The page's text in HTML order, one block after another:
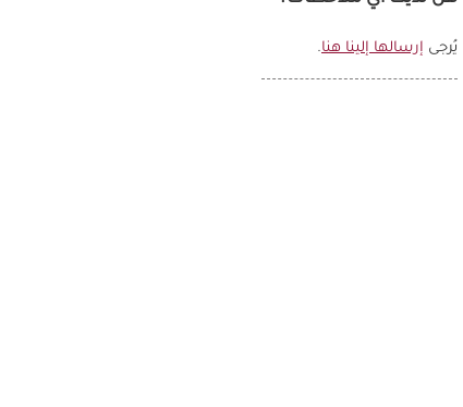
يُرجى إرسالها إلينا هنا.